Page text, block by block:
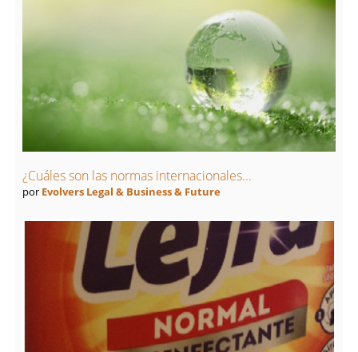
¿Cuáles son las normas internacionales...
por Evolvers Legal & Business & Future